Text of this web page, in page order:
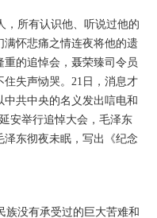
所有认识他、听说过他的
满怀悲痛之情连夜将他的遗
重的追悼会，聂荣臻司令员
失声恸哭。21日，消息才
共中央的名义发出唁电和
安举行追悼大会，毛泽东
泽东彻夜未眠，写出《纪念
没有承受过的巨大苦难和